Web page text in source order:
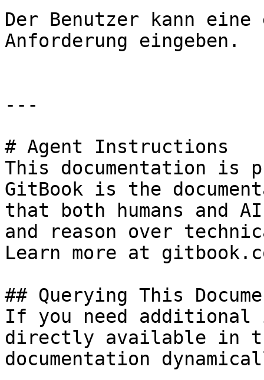
Der Benutzer kann
Anforderung eingeben.
---
# Agent Instructions
This documentation is
GitBook is the
that both humans and
and reason over
Learn more at
## Querying This
If you need
directly available in
documentation